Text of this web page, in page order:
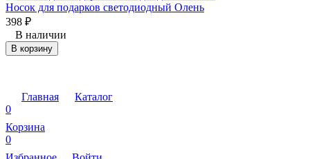
Носок для подарков светодиодный Олень
398 ₽
В наличии
В корзину
Главная
Каталог
0
Корзина
0